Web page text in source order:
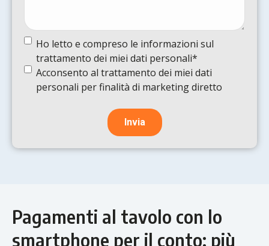
Termine
condizioni(Obbligatorio)
Ho letto e compreso le informazioni sul
trattamento dei miei dati personali*
Termine
condizioni
Acconsento al trattamento dei miei dati
personali per finalità di marketing diretto
Pagamenti al tavolo con lo
smartphone per il conto: più